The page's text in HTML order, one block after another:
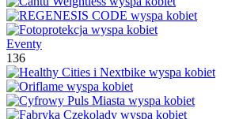
Eventy
136